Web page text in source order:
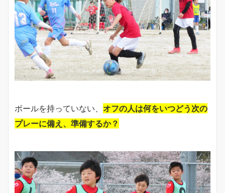
ボールを持っていない、 オフの人は何をいつどう次の
プレーに備え、準備するか？